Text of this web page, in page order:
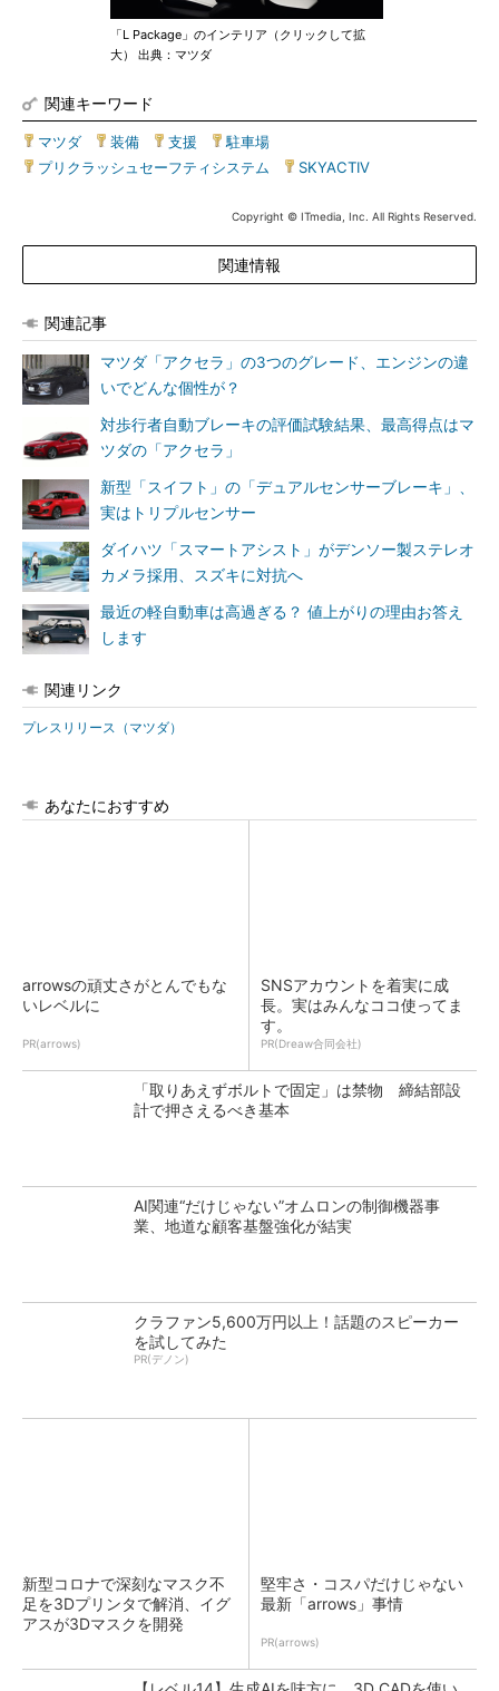
「L Package」のインテリア（クリックして拡
大） 出典：マツダ
関連キーワード
マツダ 装備 支援 駐車場
プリクラッシュセーフティシステム
SKYACTIV
Copyright © ITmedia, Inc. All Rights Reserved.
関連情報
関連記事
マツダ「アクセラ」の3つのグレード、エンジンの違
いでどんな個性が？
対歩行者自動ブレーキの評価試験結果、最高得点はマ
ツダの「アクセラ」
新型「スイフト」の「デュアルセンサーブレーキ」、
実はトリプルセンサー
ダイハツ「スマートアシスト」がデンソー製ステレオ
カメラ採用、スズキに対抗へ
最近の軽自動車は高過ぎる？ 値上がりの理由お答え
します
関連リンク
プレスリリース（マツダ）
あなたにおすすめ
arrowsの頑丈さがとんでもな
いレベルに
PR(arrows)
SNSアカウントを着実に成
長。実はみんなココ使ってま
す。
PR(Dreaw合同会社)
「取りあえずボルトで固定」は禁物 締結部設
計で押さえるべき基本
AI関連“だけじゃない”オムロンの制御機器事
業、地道な顧客基盤強化が結実
クラファン5,600万円以上！話題のスピーカー
を試してみた
PR(デノン)
新型コロナで深刻なマスク不
足を3Dプリンタで解消、イグ
アスが3Dマスクを開発
堅牢さ・コスパだけじゃない
最新「arrows」事情
PR(arrows)